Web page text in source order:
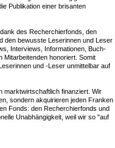
Publikation einer brisanten
des Recherchierfonds, den
den bewusste Leserinnen und Leser
Interviews, Informationen, Buch-
Mitarbeitenden honoriert. Somit
und -Leser unmittelbar auf
marktwirtschaftlich finanziert. Wir
sondern akquirieren jeden Franken
Fonds: den Recherchierfonds und
Unabhängigkeit, weil wir so "auf